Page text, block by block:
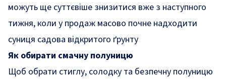
можуть ще суттєвіше знизитися вже з наступного
тижня, коли у продаж масово почне надходити
суниця садова відкритого ґрунту
Як обирати смачну полуницю
Щоб обрати стиглу, солодку та безпечну полуницю